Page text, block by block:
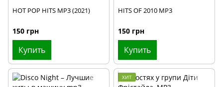
HOT POP HITS MP3 (2021)
150 грн
Купить
HITS OF 2010 MP3
150 грн
Купить
ХИТ